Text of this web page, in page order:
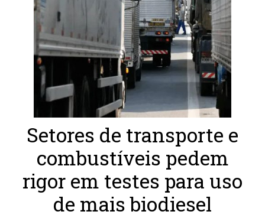
Setores de transporte e
combustíveis pedem
rigor em testes para uso
de mais biodiesel